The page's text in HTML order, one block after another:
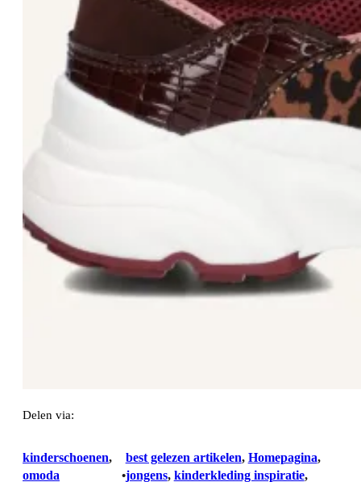
Delen via:
kinderschoenen
omoda
•
best gelezen artikelen, Homepagina ,
jongens, kinderkleding inspiratie ,